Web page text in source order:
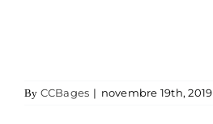
By CCBages | novembre 19th, 2019